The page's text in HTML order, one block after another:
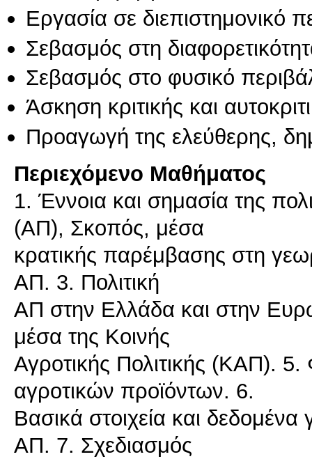
Εργασία σε διεπιστημονικό
Σεβασμός στη
Σεβασμός στο φυσικό
Άσκηση κριτικής και
Προαγωγή της ελεύθερης,
Περιεχόμενο Μαθήματος
1. Έννοια και σημασία της
(ΑΠ), Σκοπός, μέσα
κρατικής παρέμβασης στη
ΑΠ. 3. Πολιτική
ΑΠ στην Ελλάδα και στην
μέσα της Κοινής
Αγροτικής Πολιτικής (ΚΑΠ). 5.
αγροτικών προϊόντων. 6.
Βασικά στοιχεία και δεδομένα
ΑΠ. 7. Σχεδιασμός